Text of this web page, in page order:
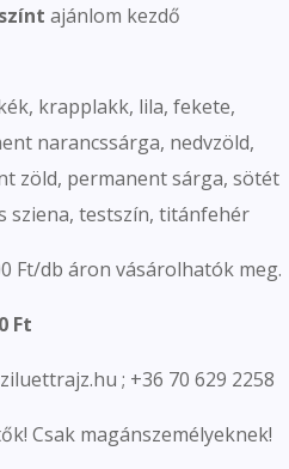
ajánlom kezdő
krapplakk, lila, fekete,
narancssárga, nedvzöld,
zöld, permanent sárga, sötét
sziena, testszín, titánfehér
Ft/db áron vásárolhatók meg.
Ft
; +36 70 629 2258
Csak magánszemélyeknek!